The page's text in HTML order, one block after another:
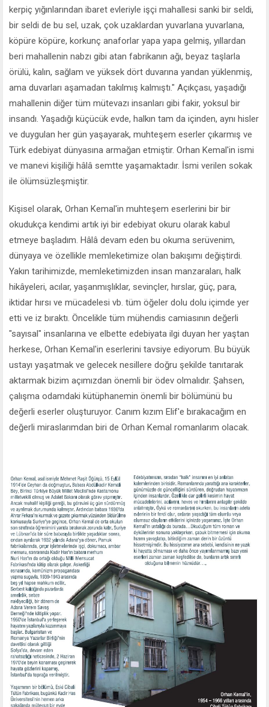
kerpiç yığınlarından ibaret evleriyle işçi mahallesi sanki bir seldi,
bir seldi de bu sel, uzak, çok uzaklardan yuvarlana yuvarlana,
köpüre köpüre, korkunç anaforlar yapa yapa gelmiş, yıllardan
beri mahallenin nabzı gibi atan fabrikanın ağı, beyaz taşlarla
örülü, kalın, sağlam ve yüksek dört duvarına yandan yüklenmiş,
ama duvarları aşamadan takılmış kalmıştı." Açıkçası, yaşadığı
mahallenin diğer tüm mütevazı insanları gibi fakir, yoksul bir
insandı. Yaşadığı küçücük evde, halkın tam da içinden, aynı hisler
ve duygulan her gün yaşayarak, muhteşem eserler çıkarmış ve
Türk edebiyat dünyasına armağan etmiştir. Orhan Kemal'in ismi
ve manevi kişiliği hâlâ semtte yaşamaktadır. İsmi verilen sokak
ile ölümsüzleşmiştir.
Kişisel olarak, Orhan Kemal'in muhteşem eserlerini bir bir
okudukça kendimi artık iyi bir edebiyat okuru olarak kabul
etmeye başladım. Hâlâ devam eden bu okuma serüvenim,
dünyaya ve özellikle memleketimize olan bakışımı değiştirdi.
Yakın tarihimizde, memleketimizden insan manzaraları, halk
hikâyeleri, acılar, yaşanmışlıklar, sevinçler, hırslar, güç, para,
iktidar hırsı ve mücadelesi vb. tüm öğeler dolu dolu içimde yer
etti ve iz bıraktı. Öncelikle tüm mühendis camiasının değerli
"sayısal" insanlarına ve elbette edebiyata ilgi duyan her yaştan
herkese, Orhan Kemal'in eserlerini tavsiye ediyorum. Bu büyük
ustayı yaşatmak ve gelecek nesillere doğru şekilde tanıtarak
aktarmak bizim açımızdan önemli bir ödev olmalıdır. Şahsen,
çalışma odamdaki kütüphanemin önemli bir bölümünü bu
değerli eserler oluşturuyor. Canım kızım Elif'e bırakacağım en
değerli miraslarımdan biri de Orhan Kemal romanlarım olacak.